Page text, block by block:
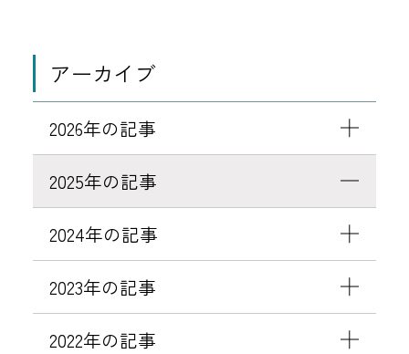
ト
バ
ル
」
を
導
入
開
始
アーカイブ
2026年の記事
2025年の記事
2024年の記事
2023年の記事
2022年の記事